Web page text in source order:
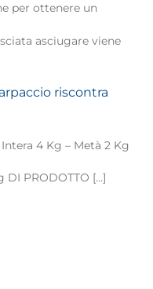
per ottenere un
asciugare viene
riscontra
Intera 4 Kg – Metà 2 Kg
DI PRODOTTO […]